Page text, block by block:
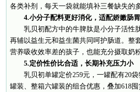
各类补剂，每天一袋就能填补三餐缺失的
4.小分子配料更好消化，适配娇嫩肠胃
乳贝初配方中的牛脾肽是小分子活性
再辅以益生元和益生菌共同呵护肠道。整
营养吸收效率差的孩子，也能充分摄取奶
5.定价性价比合适，长期补充压力小
乳贝初单罐定价259元，一罐配有20
罐装、整箱六罐装的组合优惠，叠加618囤